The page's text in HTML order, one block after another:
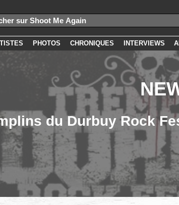
PHOTOS CHRONIQUES INTERVIEWS
du Durbuy Rock